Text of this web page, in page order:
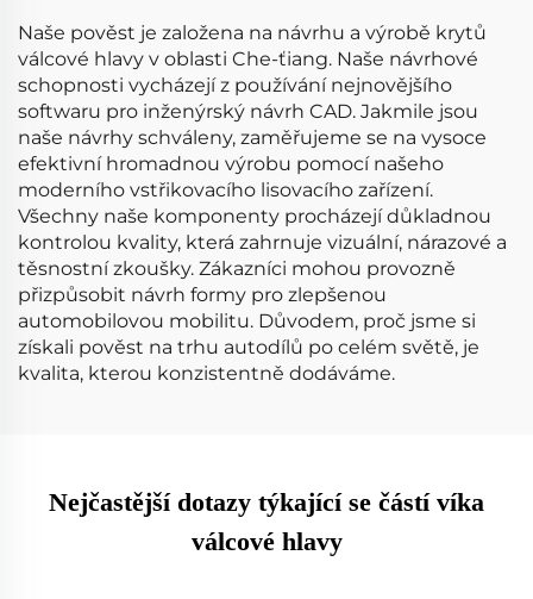
Naše pověst je založena na návrhu a výrobě krytů
válcové hlavy v oblasti Che-ťiang. Naše návrhové
schopnosti vycházejí z používání nejnovějšího
softwaru pro inženýrský návrh CAD. Jakmile jsou
naše návrhy schváleny, zaměřujeme se na vysoce
efektivní hromadnou výrobu pomocí našeho
moderního vstřikovacího lisovacího zařízení.
Všechny naše komponenty procházejí důkladnou
kontrolou kvality, která zahrnuje vizuální, nárazové a
těsnostní zkoušky. Zákazníci mohou provozně
přizpůsobit návrh formy pro zlepšenou
automobilovou mobilitu. Důvodem, proč jsme si
získali pověst na trhu autodílů po celém světě, je
kvalita, kterou konzistentně dodáváme.
Nejčastější dotazy týkající se částí víka
válcové hlavy